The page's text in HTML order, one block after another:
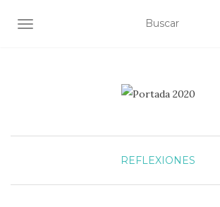
ALTERNAR NAVEGACIÓN
REFLEXIONES